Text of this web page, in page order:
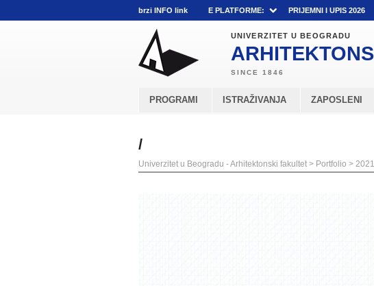
brzi INFO link E PLATFORME: PRIJEMNI I UPIS 2026
UNIVERZITET U BEOGRADU
PROGRAMI ISTRAŽIVANJA ZAPOSLENI
/
Univerzitet u Beogradu - Arhitektonski fakultet > Portfolio >